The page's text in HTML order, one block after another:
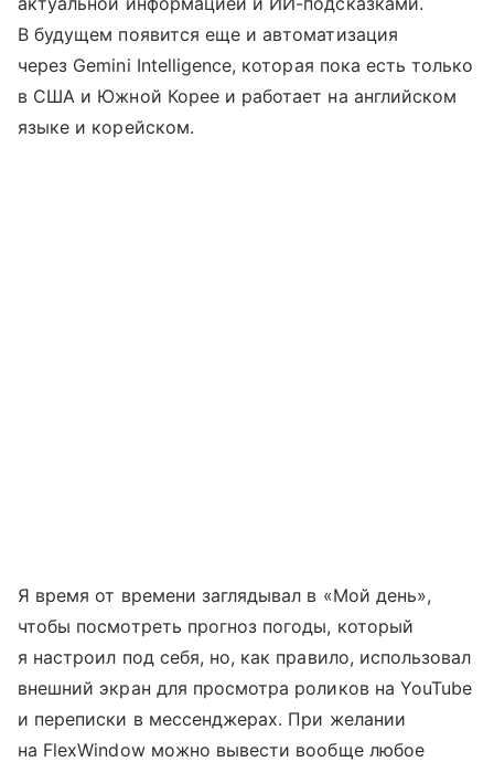
В будущем появится еще и автоматизация
через Gemini Intelligence, которая пока есть только
в США и Южной Корее и работает на английском
языке и корейском.
Я время от времени заглядывал в «Мой день»,
чтобы посмотреть прогноз погоды, который
я настроил под себя, но, как правило, использовал
внешний экран для просмотра роликов на YouTube
и переписки в мессенджерах. При желании
на FlexWindow можно вывести вообще любое